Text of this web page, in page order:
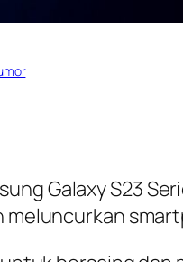
Galaxy S23
meluncurkan